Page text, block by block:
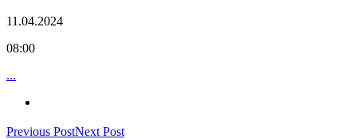
11.04.2024
08:00
...
Previous PostNext Post